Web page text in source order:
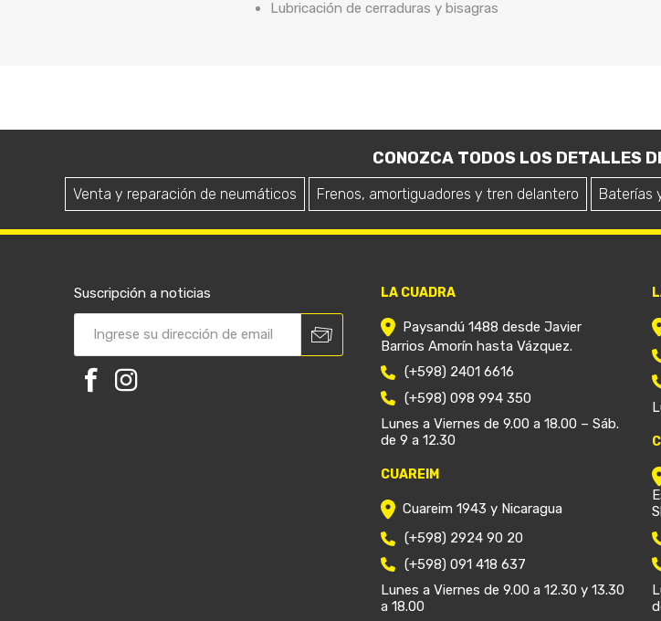
Lubricación de cerraduras y bisagras
CONOZCA TODOS LOS DETALLES
Venta y reparación de neumáticos Frenos, amortiguadores y tren delantero Baterías
Suscripción a noticias LA CUADRA
Paysandú 1488 desde Javier
Barrios Amorín hasta Vázquez.
(+598) 2401 6616
(+598) 098 994 350
Lunes a Viernes de 9.00 a 18.00 – Sáb.
de 9 a 12.30
CUAREIM
Cuareim 1943 y Nicaragua
(+598) 2924 90 20
(+598) 091 418 637
Lunes a Viernes de 9.00 a 12.30 y 13.30
a 18.00